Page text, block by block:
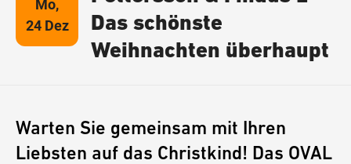
Mo,
24 Dez
Das schönste
Weihnachten überhaupt
Warten Sie gemeinsam mit Ihren
Liebsten auf das Christkind! Das OVAL